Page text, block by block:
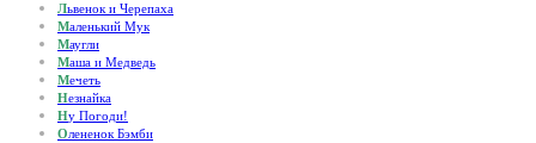
Львенок и Черепаха
Маленький Мук
Маугли
Маша и Медведь
Мечеть
Незнайка
Ну Погоди!
Олененок Бэмби